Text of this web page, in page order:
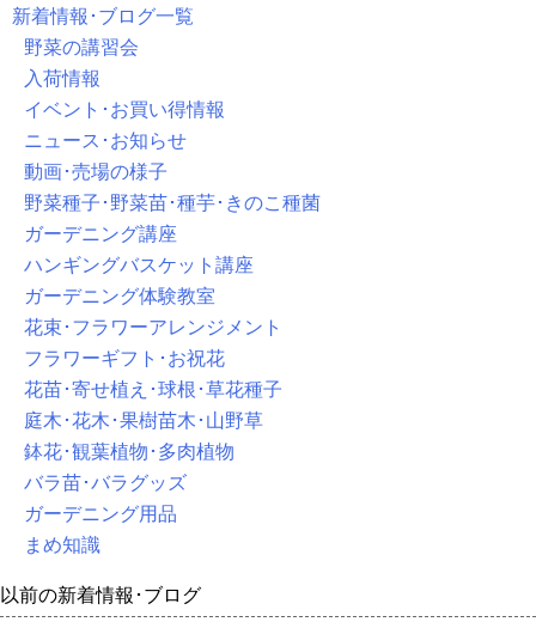
新着情報･ブログ一覧
野菜の講習会
入荷情報
イベント･お買い得情報
ニュース･お知らせ
動画･売場の様子
野菜種子･野菜苗･種芋･きのこ種菌
ガーデニング講座
ハンギングバスケット講座
ガーデニング体験教室
花束･フラワーアレンジメント
フラワーギフト･お祝花
花苗･寄せ植え･球根･草花種子
庭木･花木･果樹苗木･山野草
鉢花･観葉植物･多肉植物
バラ苗･バラグッズ
ガーデニング用品
まめ知識
以前の新着情報･ブログ